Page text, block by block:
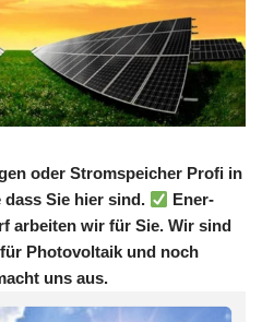
oder Stromspeicher Profi in
Sie hier sind.
Ener-
arbeiten wir für Sie. Wir sind
Photovoltaik und noch
uns aus.